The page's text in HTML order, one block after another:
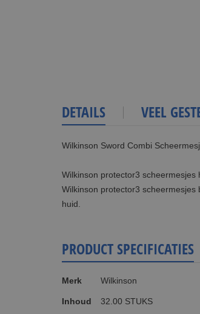
DETAILS
Wilkinson Sword Combi
Wilkinson protector3 scheermesjes
Wilkinson protector3
huid.
VEEL
PRODUCT SPECIFICATIES
informatie
Merk Wilkinson
Inhoud 32.00 STUKS